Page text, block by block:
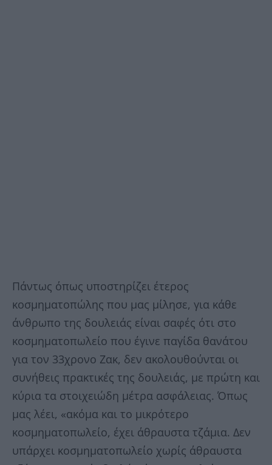
Πάντως όπως υποστηρίζει έτερος
κοσμηματοπώλης που μας μίλησε, για κάθε
άνθρωπο της δουλειάς είναι σαφές ότι στο
κοσμηματοπωλείο που έγινε παγίδα θανάτου
για τον 33χρονο Ζακ, δεν ακολουθούνται οι
συνήθεις πρακτικές της δουλειάς, με πρώτη και
κύρια τα στοιχειώδη μέτρα ασφάλειας. Όπως
μας λέει, «ακόμα και το μικρότερο
κοσμηματοπωλείο, έχει άθραυστα τζάμια. Δεν
υπάρχει κοσμηματοπωλείο χωρίς άθραυστα